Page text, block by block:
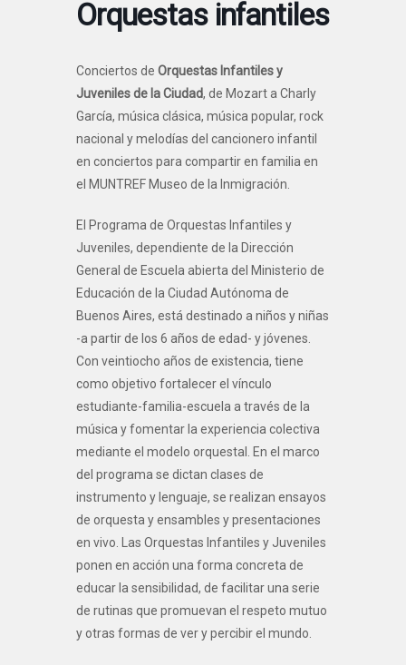
Orquestas infantiles
Conciertos de Orquestas Infantiles y
Juveniles de la Ciudad, de Mozart a Charly
García, música clásica, música popular, rock
nacional y melodías del cancionero infantil
en conciertos para compartir en familia en
el MUNTREF Museo de la Inmigración.
El Programa de Orquestas Infantiles y
Juveniles, dependiente de la Dirección
General de Escuela abierta del Ministerio de
Educación de la Ciudad Autónoma de
Buenos Aires, está destinado a niños y niñas
-a partir de los 6 años de edad- y jóvenes.
Con veintiocho años de existencia, tiene
como objetivo fortalecer el vínculo
estudiante-familia-escuela a través de la
música y fomentar la experiencia colectiva
mediante el modelo orquestal. En el marco
del programa se dictan clases de
instrumento y lenguaje, se realizan ensayos
de orquesta y ensambles y presentaciones
en vivo. Las Orquestas Infantiles y Juveniles
ponen en acción una forma concreta de
educar la sensibilidad, de facilitar una serie
de rutinas que promuevan el respeto mutuo
y otras formas de ver y percibir el mundo.